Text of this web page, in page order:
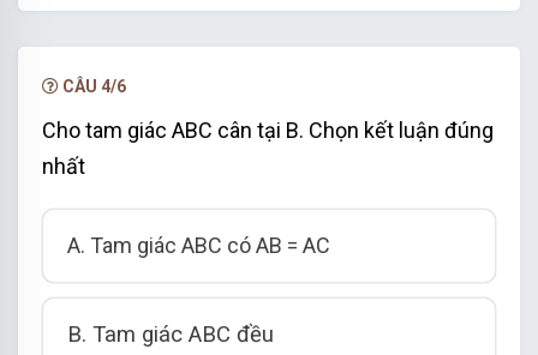
CÂU 4/6
Cho tam giác ABC cân tại B. Chọn kết luận đúng
nhất
A. Tam giác ABC có AB = AC
B. Tam giác ABC đều